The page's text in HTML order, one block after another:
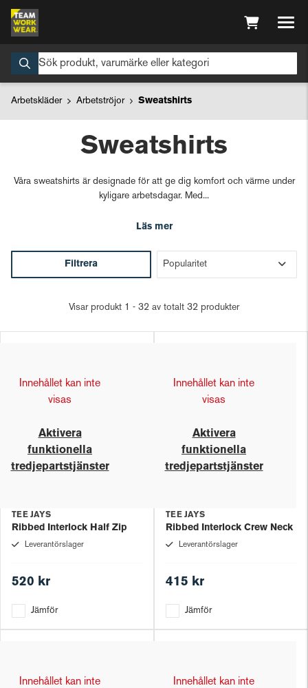
Arbetskläder Arbetströjor Sweatshirts
Sweatshirts
Våra sweatshirts är designade för att ge dig komfort och värme under
kyligare arbetsdagar. Med...
Läs mer
Filtrera
Visar produkt 1 - 32 av totalt 32 produkter
Innehållet kan inte
visas
Aktivera
funktionella
tredjepartstjänster
TEE JAYS
Ribbed Interlock Half Zip
Leverantörslager
520 kr
Jämför
Innehållet kan inte
visas
Aktivera
funktionella
tredjepartstjänster
TEE JAYS
Ribbed Interlock Crew Neck
Leverantörslager
415 kr
Jämför
Innehållet kan inte
Innehållet kan inte